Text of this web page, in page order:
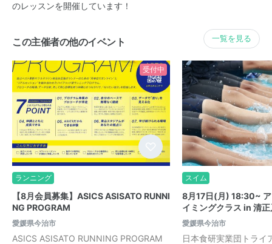
のレッスンを開催しています！
この主催者の他のイベント 一覧を見る
受付中
ランニング
【8月会員募集】ASICS ASISATO RUNNI
NG PROGRAM
愛媛県今治市
ASICS ASISATO RUNNING PROGRAM
スイム
8月17日(月) 18:30~
イミングクラス in 清
愛媛県今治市
日本食研実業団トライ